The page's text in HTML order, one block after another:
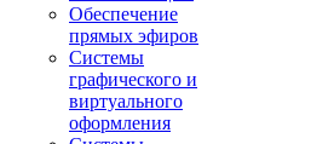
Обеспечение
прямых эфиров
Системы
графического и
виртуального
оформления